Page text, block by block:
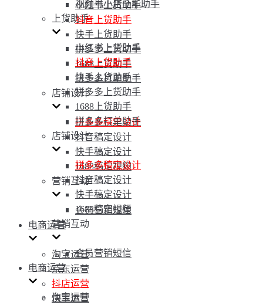
小红书上货助手
抖音上货助手
快手上货助手
拼多多上货助手
1688上货助手
拼多多打单助手
店铺设计
拼多多稿定设计
抖音稿定设计
快手稿定设计
1688稿定视频
营销互动
会员营销短信
电商运营
淘宝运营
京东运营
抖店运营
快手运营
视频号小店全能助手
上货助手
小红书上货助手
抖音上货助手
快手上货助手
拼多多上货助手
1688上货助手
拼多多打单助手
店铺设计
拼多多稿定设计
抖音稿定设计
快手稿定设计
1688稿定视频
营销互动
会员营销短信
电商运营
淘宝运营